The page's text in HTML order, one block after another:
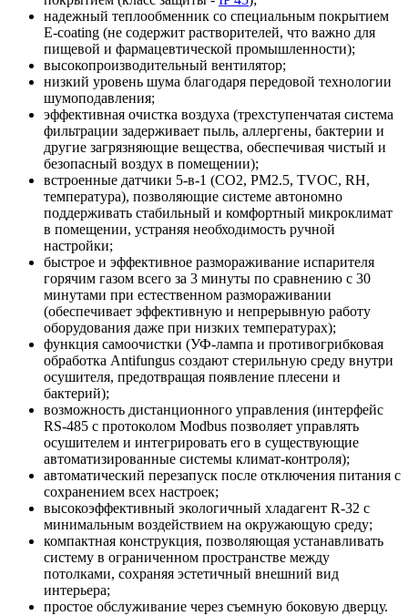
надежный теплообменник со специальным покрытием
E-coating (не содержит растворителей, что важно для
пищевой и фармацевтической промышленности);
высокопроизводительный вентилятор;
низкий уровень шума благодаря передовой технологии
шумоподавления;
эффективная очистка воздуха (трехступенчатая система
фильтрации задерживает пыль, аллергены, бактерии и
другие загрязняющие вещества, обеспечивая чистый и
безопасный воздух в помещении);
встроенные датчики 5-в-1 (CO2, PM2.5, TVOC, RH,
температура), позволяющие системе автономно
поддерживать стабильный и комфортный микроклимат
в помещении, устраняя необходимость ручной
настройки;
быстрое и эффективное размораживание испарителя
горячим газом всего за 3 минуты по сравнению с 30
минутами при естественном размораживании
(обеспечивает эффективную и непрерывную работу
оборудования даже при низких температурах);
функция самоочистки (УФ-лампа и противогрибковая
обработка Antifungus создают стерильную среду внутри
осушителя, предотвращая появление плесени и
бактерий);
возможность дистанционного управления (интерфейс
RS-485 с протоколом Modbus позволяет управлять
осушителем и интегрировать его в существующие
автоматизированные системы климат-контроля);
автоматический перезапуск после отключения питания с
сохранением всех настроек;
высокоэффективный экологичный хладагент R-32 с
минимальным воздействием на окружающую среду;
компактная конструкция, позволяющая устанавливать
систему в ограниченном пространстве между
потолками, сохраняя эстетичный внешний вид
интерьера;
простое обслуживание через съемную боковую дверцу.